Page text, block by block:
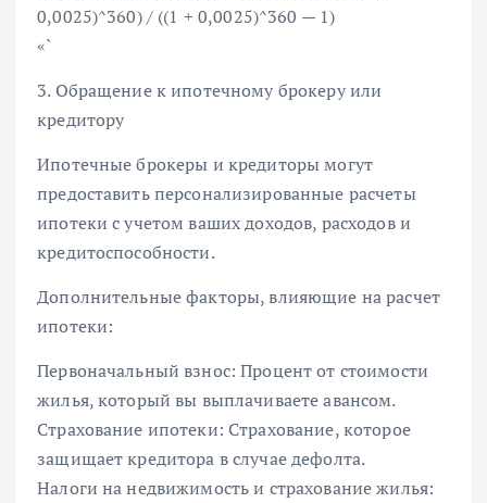
0,0025)^360) / ((1 + 0,0025)^360 — 1)
«`
3. Обращение к ипотечному брокеру или
кредитору
Ипотечные брокеры и кредиторы могут
предоставить персонализированные расчеты
ипотеки с учетом ваших доходов, расходов и
кредитоспособности.
Дополнительные факторы, влияющие на расчет
ипотеки:
Первоначальный взнос: Процент от стоимости
жилья, который вы выплачиваете авансом.
Страхование ипотеки: Страхование, которое
защищает кредитора в случае дефолта.
Налоги на недвижимость и страхование жилья: